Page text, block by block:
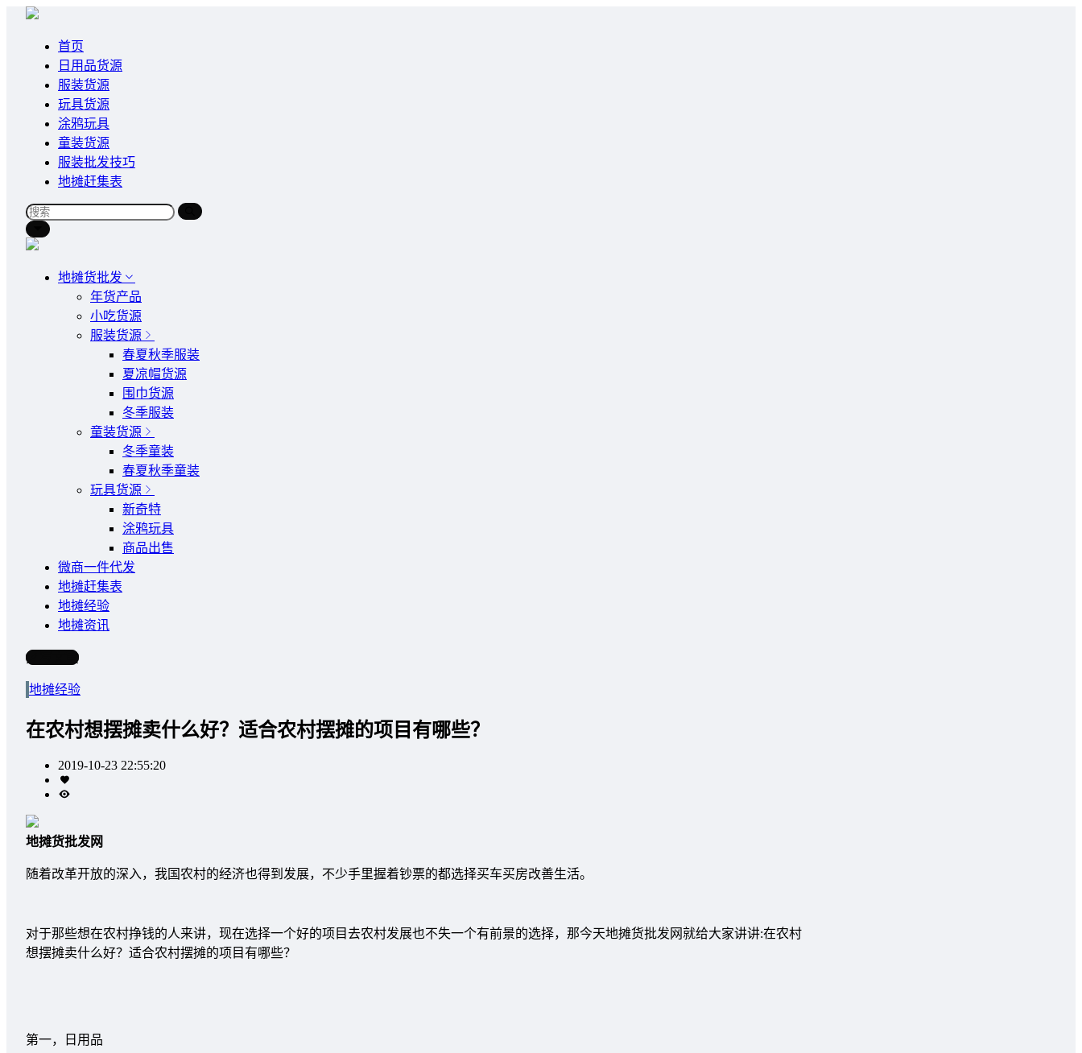
首页
日用品货源
服装货源
玩具货源
涂鸦玩具
童装货源
服装批发技巧
地摊赶集表
地摊货批发
年货产品
小吃货源
服装货源
春夏秋季服装
夏凉帽货源
围巾货源
冬季服装
童装货源
冬季童装
春夏秋季童装
玩具货源
新奇特
涂鸦玩具
商品出售
微商一件代发
地摊赶集表
地摊经验
地摊资讯
写文章
地摊经验
在农村想摆摊卖什么好？适合农村摆摊的项目有哪些？
2019-10-23 22:55:20
地摊货批发网
随着改革开放的深入，我国农村的经济也得到发展，不少手里握着钞票的都选择买车买房改善生活。
对于那些想在农村挣钱的人来讲，现在选择一个好的项目去农村发展也不失一个有前景的选择，那今天地摊货批发网就给大家讲讲:在农村
想摆摊卖什么好？适合农村摆摊的项目有哪些？
第一，日用品